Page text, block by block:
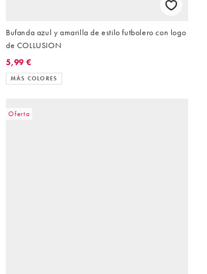
Bufanda azul y amarilla de estilo futbolero con logo
de COLLUSION
5,99 €
MÁS COLORES
Oferta